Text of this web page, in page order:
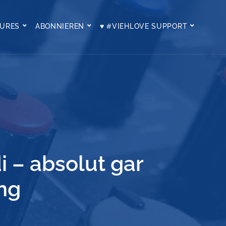
ABONNIEREN ♥ #VIEHLOVE SUPPORT
– absolut gar